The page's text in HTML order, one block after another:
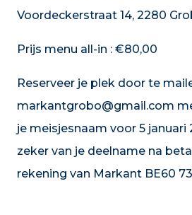
Voordeckerstraat 14, 2280
Prijs menu all-in : €80,00
Reserveer je plek door te
markantgrobo@gmail.com
je meisjesnaam voor 5 januari
zeker van je deelname na
rekening van Markant BE60